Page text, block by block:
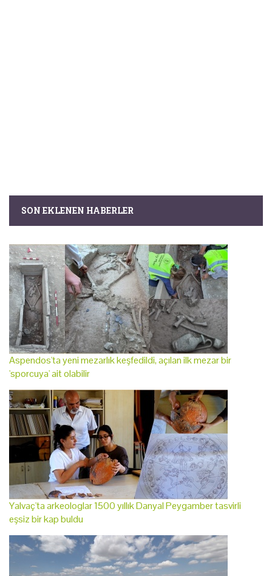
SON EKLENEN HABERLER
Aspendos'ta yeni mezarlık keşfedildi, açılan ilk mezar bir
'sporcuya' ait olabilir
Yalvaç'ta arkeologlar 1500 yıllık Danyal Peygamber tasvirli
eşsiz bir kap buldu